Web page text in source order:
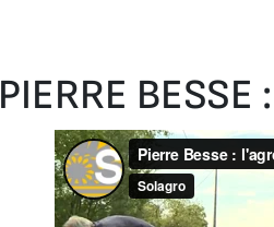
PIERRE BESSE